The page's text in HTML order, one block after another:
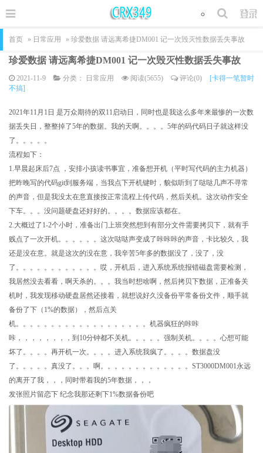
首页 » 日常应用 » 珍爱数据 请远离希捷DM001 记一次毁灭性数据丢失事故
珍爱数据 请远离希捷DM001 记一次毁灭性数据丢失事故
2021-11-9 分类： 日常应用 阅读(5655) 评论(0)
[卡得一笔暂时
不搞]
2021年11月1日 是万众期待的双11启动日，同时也是我这么多年来最惨的一次数
据丢失日，整整掉了5年的数据。我的天啊。。。。5年的码代码日子就这样没
了。。。。。
流程如下：
1.早晨起床后7点 ，安排小孩读书事宜，准备想开机（平时写代码的主力机器）
把昨晚写的代码git到服务端，当我点下开机键时，貌似听到了哒哒几声不寻常
的声音，但是我没太在意直接按正常流程上传代码，然后关机。这次动作安全
下车。。。没问题硬盘还好好的。。。。数据应该都在。
2.大概过了1-2个小时，准备出门上班突然想到有部分文件需要拷贝下，就有手
贱点了一次开机。。。。。。这次哒哒声变成了咔咔咔的声音，卡比较久，我
还是没在意。就是这次的没在意，我辛苦5年多的数据没了，没了，没
了。。。。。。。。。。。。哎，开机后，进入系统系统报错磁盘需要检测，
我居然没去看看，啊天杀的。。。我当时想啥啊，然后拷贝下数据，正准备关
机时，我发现移动硬盘居然还接着，就想说好久没备份平常备份文件，顺手就
备份了下（1%的数据），然后点关
机。。。。。。。。。。。。。。。。。。。机器疯狂的咔咔
咔，，，，，，，，到10分钟都不关机。。。。。强制关机。。。。心想可能
坏了。。。。再开机一次。。。。进入系统我疯了。。。。数据盘没
了。。。。。真没了。。。啊。。。。。。。。。。。。。ST3000DM001永远
的离开了我，，，同时带着我的5年数据，，，
发张照片留恋下 纪念我那还剩下1%数据备份吧